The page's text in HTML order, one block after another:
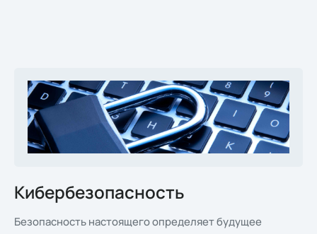
Кибербезопасность
Безопасность настоящего определяет будущее